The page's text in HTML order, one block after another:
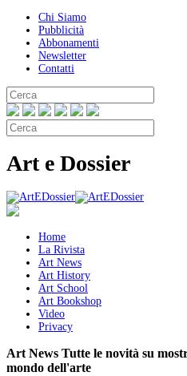
Chi Siamo
Pubblicità
Abbonamenti
Newsletter
Contatti
Art e Dossier
Home
La Rivista
Art News
Art History
Art School
Art Bookshop
Video
Privacy
Art News Tutte le novità su
mondo dell'arte